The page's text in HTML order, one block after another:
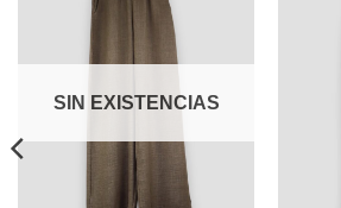
SIN EXISTENCIAS